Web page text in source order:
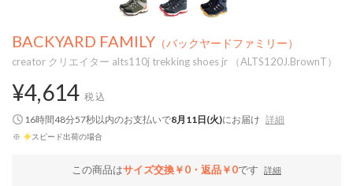
BACKYARD FAMILY （バックヤードファミリー）
creator クリエイター alts110j trekking shoes jr （ALTS120J.BrownT）
¥4,614 税込
16時間48分56秒以内のお支払いで8月11日(火)にお届け 詳細
※ スピード出荷の場合
この商品はサイズ交換￥0・返品￥0です 詳細